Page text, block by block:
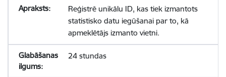
Reģistrē unikālu ID, kas tiek izmantots
statistisko datu iegūšanai par to, kā
apmeklētājs izmanto vietni.
24 stundas